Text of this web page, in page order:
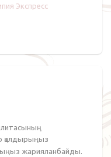
Экспресс
қалдырыңыз
жарияланбайды.